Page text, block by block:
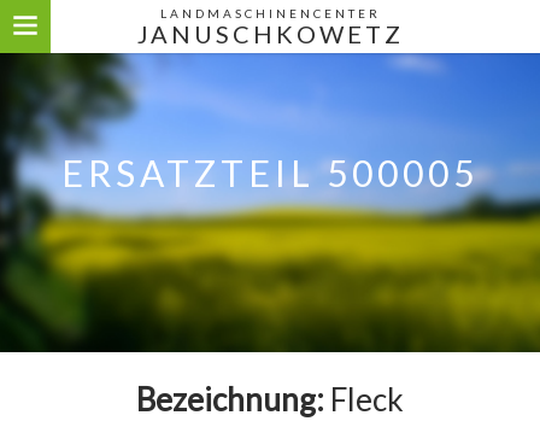
LANDMASCHINENCENTER
JANUSCHKOWETZ
ERSATZTEIL 500005
Bezeichnung: Fleck